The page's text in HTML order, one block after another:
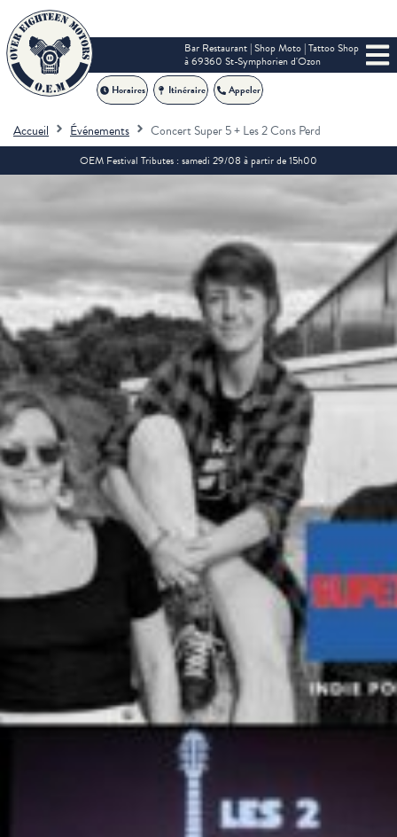
Bar Restaurant | Shop Moto | Tattoo Shop
à 69360 St-Symphorien d'Ozon
Horaires Itinéraire Appeler
Accueil Événements Concert Super 5 + Les 2 Cons Perd
OEM Festival Tributes : samedi 29/08 à partir de 15h00